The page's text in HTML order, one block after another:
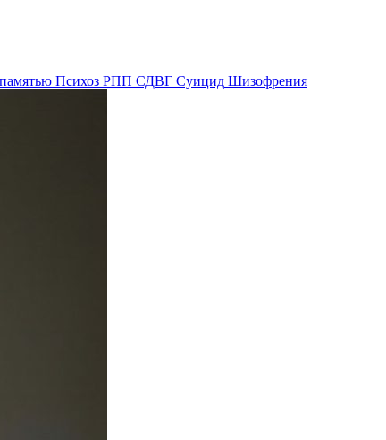
Психоз РПП СДВГ Суицид Шизофрения